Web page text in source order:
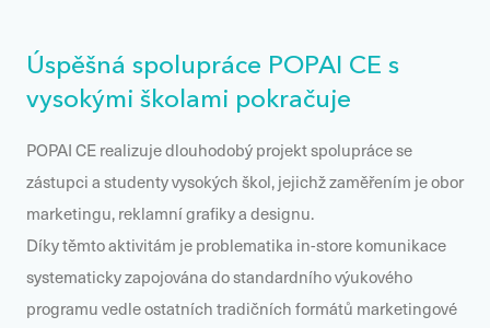
Úspěšná spolupráce POPAI CE s
vysokými školami pokračuje
POPAI CE realizuje dlouhodobý projekt spolupráce se
zástupci a studenty vysokých škol, jejichž zaměřením je obor
marketingu, reklamní grafiky a designu.
Díky těmto aktivitám je problematika in-store komunikace
systematicky zapojována do standardního výukového
programu vedle ostatních tradičních formátů marketingové